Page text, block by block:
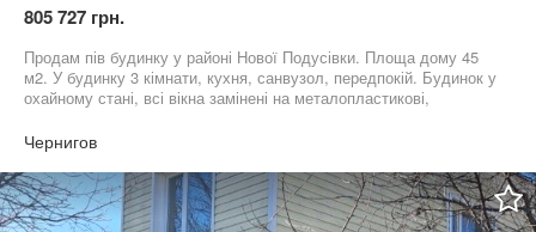
805 727 грн.
Продам пів будинку у районі Нової Подусівки. Площа дому 45
м2. У будинку 3 кімнати, кухня, санвузол, передпокій. Будинок у
охайному стані, всі вікна замінені на металопластикові,
будинку освальтований під'їзд, у кроковій досяжності, магазини,
зупинка громадського транспорту, дитячій садочок. Дуже гарне,
тихе місце. Будинок підходить під є відновлення. На всі Ваші
питання відповім за телефоном ,залюбки влаштую перегляд!
Наталія А.Н. " Затишок"
Чернигов